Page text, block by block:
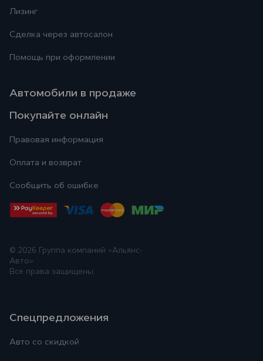
Автомобили в продаже
Покупайте онлайн
Правовая информация
Оплата и возврат
Сообщить об ошибке
© 2026
Группа компаний «Альянс-
Авто»
Все права защищены.
Спецпредложения
Авто со скидкой
Лизинг
Сделка через автосалон
Помощь при оформлении